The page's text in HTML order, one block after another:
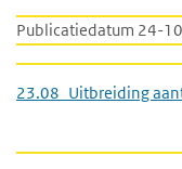
Publicatiedatum 24-
23.08_Uitbreiding